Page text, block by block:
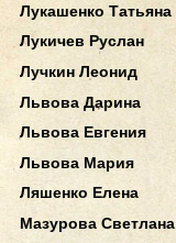
Лукашенко Татьяна
Лукичев Руслан
Лучкин Леонид
Львова Дарина
Львова Евгения
Львова Мария
Ляшенко Елена
Мазурова Светлана